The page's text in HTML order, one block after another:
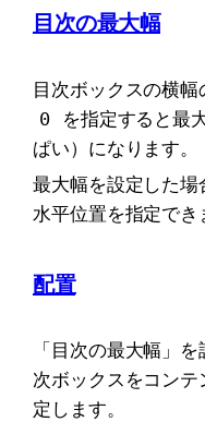
目次の最大幅
目次ボックスの横幅
0
を指定すると最
ぱい）になります。
最大幅を設定した
水平位置を指定でき
配置
「目次の最大幅」
次ボックスをコン
定します。